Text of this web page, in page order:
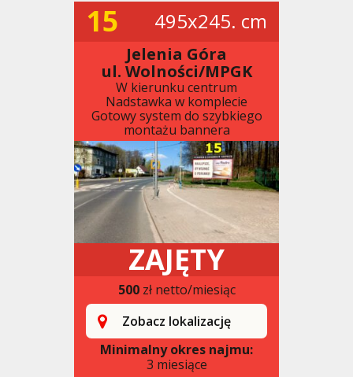
15 495x245. cm
Jelenia Góra
ul. Wolności/MPGK
W kierunku centrum
Nadstawka w komplecie
Gotowy system do szybkiego
montażu bannera
ZAJĘTY
500zł netto/miesiąc
Zobacz lokalizację
Minimalny okres najmu:
3 miesiące